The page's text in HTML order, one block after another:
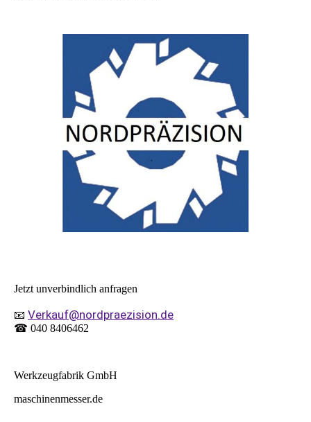
Jetzt unverbindlich anfragen
📧 Verkauf@nordpraezision.de
☎ 040 8406462
Werkzeugfabrik GmbH
maschinenmesser.de